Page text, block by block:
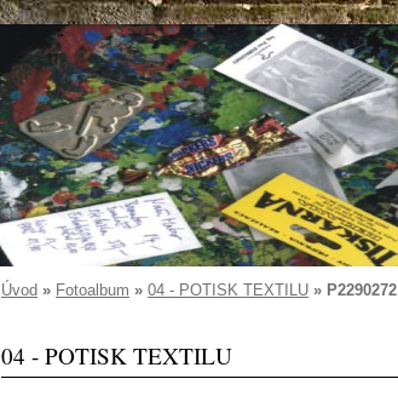
Úvod » Fotoalbum » 04 - POTISK TEXTILU » P2290272
04 - POTISK TEXTILU